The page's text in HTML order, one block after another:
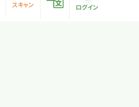
スキャン ログイン